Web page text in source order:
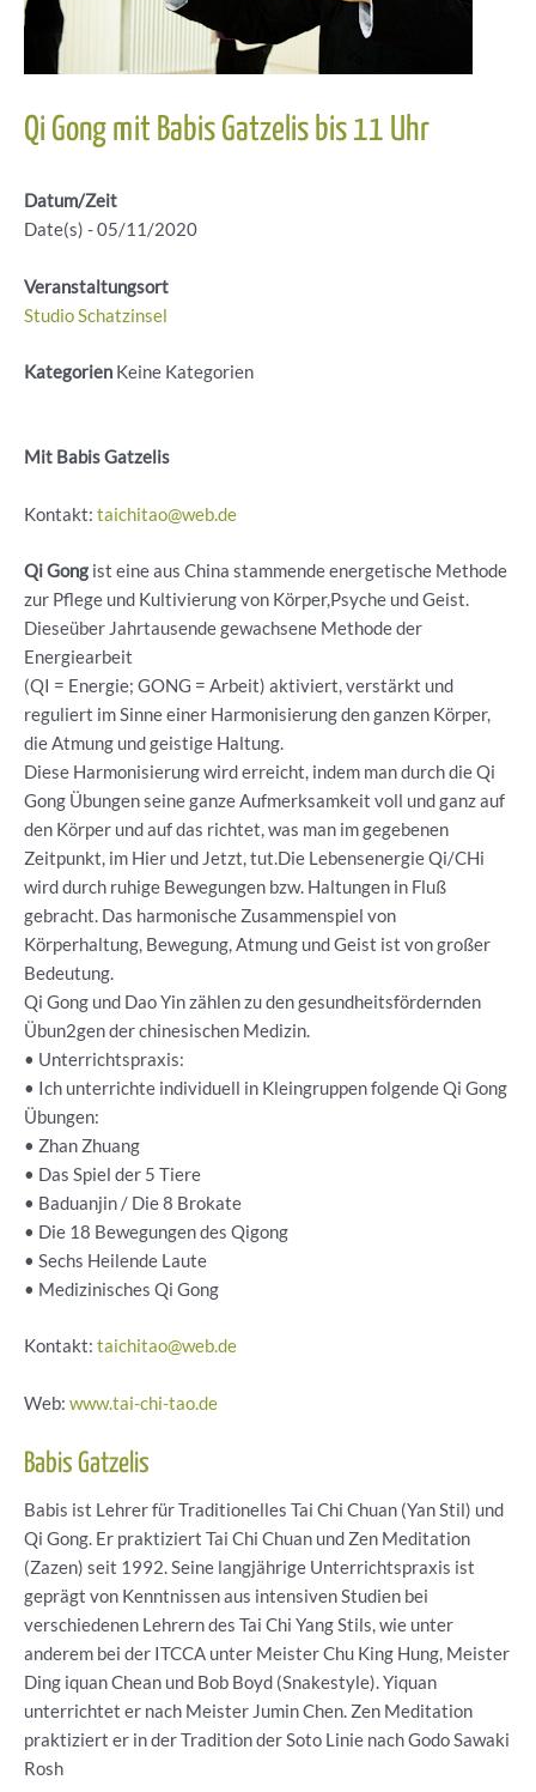
Qi Gong mit Babis Gatzelis bis 11 Uhr
Datum/Zeit
Date(s) - 05/11/2020
Veranstaltungsort
Studio Schatzinsel
Kategorien Keine Kategorien
Mit Babis Gatzelis
Kontakt: taichitao@web.de
Qi Gong ist eine aus China stammende energetische Methode
zur Pflege und Kultivierung von Körper,Psyche und Geist.
Dieseüber Jahrtausende gewachsene Methode der
Energiearbeit
(QI = Energie; GONG = Arbeit) aktiviert, verstärkt und
reguliert im Sinne einer Harmonisierung den ganzen Körper,
die Atmung und geistige Haltung.
Diese Harmonisierung wird erreicht, indem man durch die Qi
Gong Übungen seine ganze Aufmerksamkeit voll und ganz auf
den Körper und auf das richtet, was man im gegebenen
Zeitpunkt, im Hier und Jetzt, tut.Die Lebensenergie Qi/CHi
wird durch ruhige Bewegungen bzw. Haltungen in Fluß
gebracht. Das harmonische Zusammenspiel von
Körperhaltung, Bewegung, Atmung und Geist ist von großer
Bedeutung.
Qi Gong und Dao Yin zählen zu den gesundheitsfördernden
Übun2gen der chinesischen Medizin.
• Unterrichtspraxis:
• Ich unterrichte individuell in Kleingruppen folgende Qi Gong
Übungen:
• Zhan Zhuang
• Das Spiel der 5 Tiere
• Baduanjin / Die 8 Brokate
• Die 18 Bewegungen des Qigong
• Sechs Heilende Laute
• Medizinisches Qi Gong
Kontakt: taichitao@web.de
Web: www.tai-chi-tao.de
Babis Gatzelis
Babis ist Lehrer für Traditionelles Tai Chi Chuan (Yan Stil) und
Qi Gong. Er praktiziert Tai Chi Chuan und Zen Meditation
(Zazen) seit 1992. Seine langjährige Unterrichtspraxis ist
geprägt von Kenntnissen aus intensiven Studien bei
verschiedenen Lehrern des Tai Chi Yang Stils, wie unter
anderem bei der ITCCA unter Meister Chu King Hung, Meister
Ding iquan Chean und Bob Boyd (Snakestyle). Yiquan
unterrichtet er nach Meister Jumin Chen. Zen Meditation
praktiziert er in der Tradition der Soto Linie nach Godo Sawaki
Rosh